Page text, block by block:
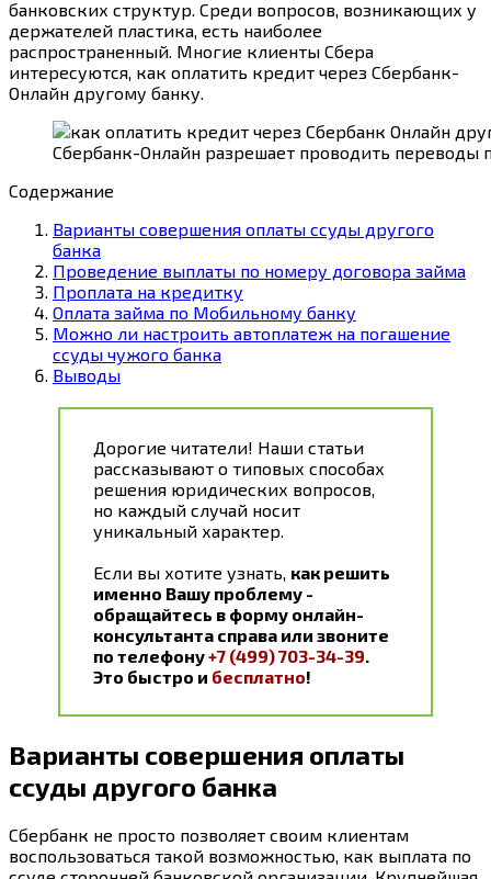
банковских структур. Среди вопросов, возникающих у
держателей пластика, есть наиболее
распространенный. Многие клиенты Сбера
интересуются, как оплатить кредит через Сбербанк-
Онлайн другому банку.
Сбербанк-Онлайн разрешает проводить переводы
Содержание
Варианты совершения оплаты ссуды другого
банка
Проведение выплаты по номеру договора займа
Проплата на кредитку
Оплата займа по Мобильному банку
Можно ли настроить автоплатеж на погашение
ссуды чужого банка
Выводы
Дорогие читатели! Наши статьи
рассказывают о типовых способах
решения юридических вопросов,
но каждый случай носит
уникальный характер.
Если вы хотите узнать, как решить
именно Вашу проблему -
обращайтесь в форму онлайн-
консультанта справа или звоните
по телефону+7 (499) 703-34-39.
Это быстро и бесплатно!
Варианты совершения оплаты
ссуды другого банка
Сбербанк не просто позволяет своим клиентам
воспользоваться такой возможностью, как выплата по